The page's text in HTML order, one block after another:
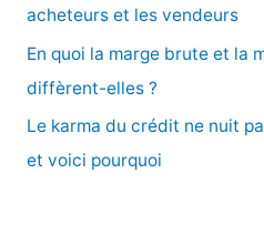
:
acheteurs et les vendeurs
En quoi la marge brute et la
diffèrent-elles ?
Le karma du crédit ne nuit
et voici pourquoi